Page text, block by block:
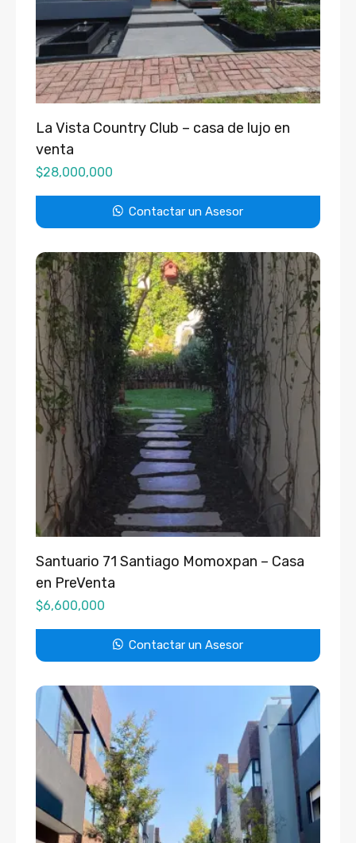
La Vista Country Club – casa de lujo en
venta
$28,000,000
Contactar un Asesor
Santuario 71 Santiago Momoxpan – Casa
en PreVenta
$6,600,000
Contactar un Asesor